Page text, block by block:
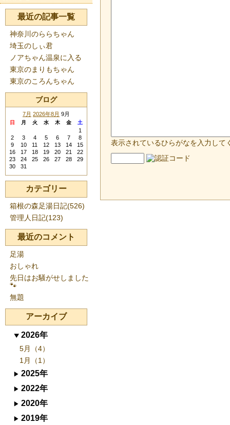
表示されているひらがなを入力して
最近の記事一覧
神奈川のららちゃん
埼玉のしぃ君
ノアちゃん温泉に入る
東京のまりもちゃん
東京のころんちゃん
ブログ
7月 2026年8月 9月
日 月 火 水 木 金 土
1
2
3 4 5 6 7
8
9
10 11 12 13 14
15
16
17 18 19 20 21
22
23
24 25 26 27 28
29
30
31
カテゴリー
箱根の森足湯日記(526)
管理人日記(123)
最近のコメント
足湯
おしゃれ
先日はお騒がせしました
🐾
無題
アーカイブ
2026年
5月（4）
1月（1）
2025年
2022年
2020年
2019年